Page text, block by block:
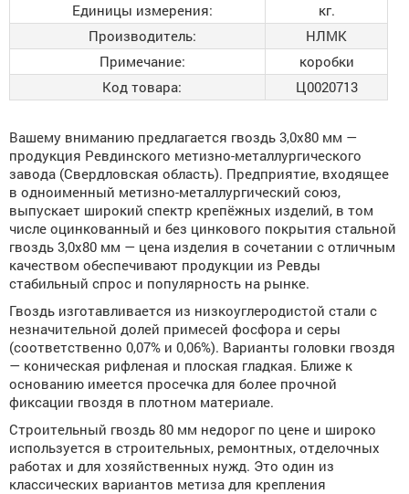
Единицы измерения:
кг.
Производитель:
НЛМК
Примечание:
коробки
Код товара:
Ц0020713
Вашему вниманию предлагается гвоздь 3,0х80 мм —
продукция Ревдинского метизно-металлургического
завода (Свердловская область). Предприятие, входящее
в одноименный метизно-металлургический союз,
выпускает широкий спектр крепёжных изделий, в том
числе оцинкованный и без цинкового покрытия стальной
гвоздь 3,0х80 мм — цена изделия в сочетании с отличным
качеством обеспечивают продукции из Ревды
стабильный спрос и популярность на рынке.
Гвоздь изготавливается из низкоуглеродистой стали с
незначительной долей примесей фосфора и серы
(соответственно 0,07% и 0,06%). Варианты головки гвоздя
— коническая рифленая и плоская гладкая. Ближе к
основанию имеется просечка для более прочной
фиксации гвоздя в плотном материале.
Строительный гвоздь 80 мм недорог по цене и широко
используется в строительных, ремонтных, отделочных
работах и для хозяйственных нужд. Это один из
классических вариантов метиза для крепления